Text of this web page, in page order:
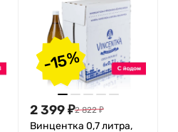
-15%
2 399₽2 822 ₽
Винцентка 0,7 литра,